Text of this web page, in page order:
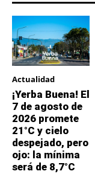
Actualidad
¡Yerba Buena! El
7 de agosto de
2026 promete
21°C y cielo
despejado, pero
ojo: la mínima
será de 8,7°C